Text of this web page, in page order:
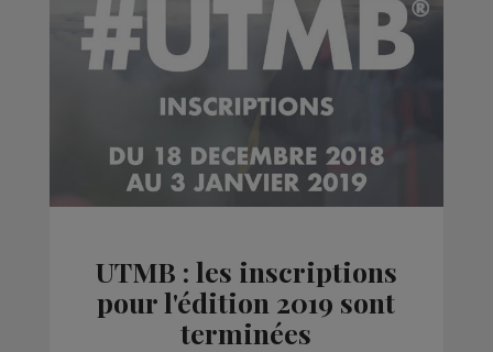
UTMB : les inscriptions
pour l'édition 2019 sont
terminées